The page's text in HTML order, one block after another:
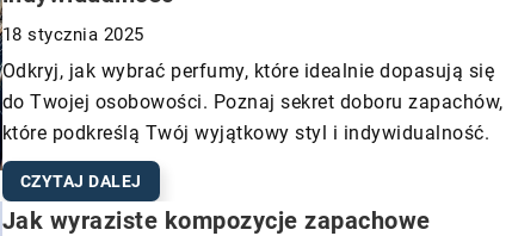
18 stycznia 2025
Odkryj, jak wybrać perfumy, które idealnie dopasują się
do Twojej osobowości. Poznaj sekret doboru zapachów,
które podkreślą Twój wyjątkowy styl i indywidualność.
CZYTAJ DALEJ
Jak wyraziste kompozycje zapachowe